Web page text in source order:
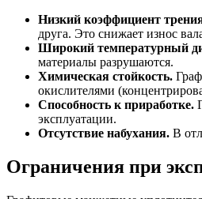
Низкий коэффициент
друга. Это снижает износ
Широкий температурный
материалы разрушаются.
Химическая стойкость.
окислителями
Способность к приработке.
эксплуатации.
Отсутствие набухания. В
Ограничения при